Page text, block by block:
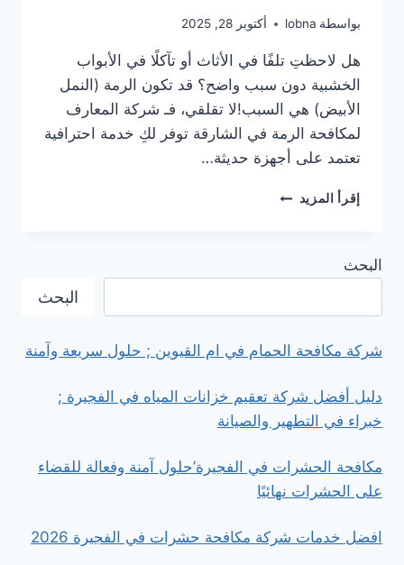
بواسطة lobna أكتوبر 28, 2025
هل لاحظتِ تلفًا في الأثاث أو تآكلًا في الأبواب
الخشبية دون سبب واضح؟ قد تكون الرمة (النمل
الأبيض) هي السبب!لا تقلقي، فـ شركة المعارف
لمكافحة الرمة في الشارقة توفر لكِ خدمة احترافية
تعتمد على أجهزة حديثة…
إقرأ المزيد خصم
الشارقة
البحث
البحث
شركة مكافحة الحمام في ام القيوين ; حلول سريعة وآمنة
دليل أفضل شركة تعقيم خزانات المياه في الفجيرة ;
خبراء في التطهير والصيانة
مكافحة الحشرات في الفجيرة’حلول آمنة وفعالة للقضاء
على الحشرات نهائيًا
افضل خدمات شركة مكافحة حشرات في الفجيرة 2026